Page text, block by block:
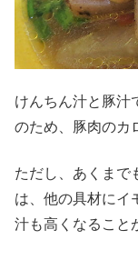
けんちん汁と豚汁
のため、豚肉のカ
ただし、あくまで
は、他の具材にイ
汁も高くなること